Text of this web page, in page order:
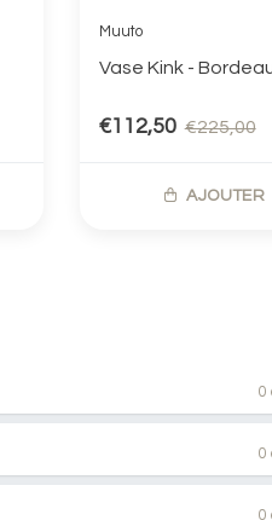
Muuto
Vase Kink -
€112,50 €225,00
AJOUTER
0
0
0